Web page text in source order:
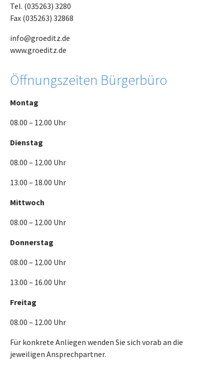
Tel. (035263) 3280
Fax (035263) 32868
info@groeditz.de
www.groeditz.de
Öffnungszeiten Bürgerbüro
Montag
08.00 – 12.00 Uhr
Dienstag
08.00 – 12.00 Uhr
13.00 – 18.00 Uhr
Mittwoch
08.00 – 12.00 Uhr
Donnerstag
08.00 – 12.00 Uhr
13.00 – 16.00 Uhr
Freitag
08.00 – 12.00 Uhr
Für konkrete Anliegen wenden Sie sich vorab an die
jeweiligen Ansprechpartner.